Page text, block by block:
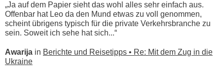
„Ja auf dem Papier sieht das wohl alles sehr einfach aus.
Offenbar hat Leo da den Mund etwas zu voll genommen,
scheint übrigens typisch für die private Verkehrsbranche zu
sein. Soweit ich sehe hat sich...“
Awarija in Berichte und Reisetipps • Re: Mit dem Zug in die
Ukraine